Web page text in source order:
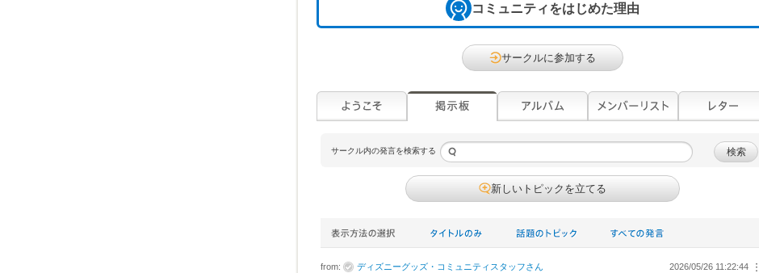
コミュニティをはじめた理由
サークルに参加する
サークル内の発言を検索する 検索
新しいトピックを立てる
from: ディズニーグッズ・コミュニティスタッフさん ︙
2026/05/26 11:22:44